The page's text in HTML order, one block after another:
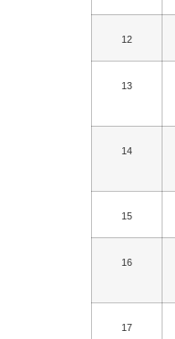
12
13
14
15
16
17